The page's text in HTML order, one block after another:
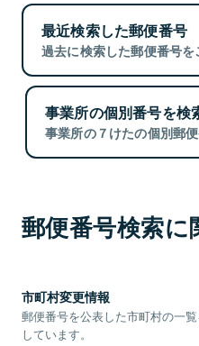
最近検索した郵便番号
過去に検索した郵便番号を
事業所の個別番号を検
事業所の７けたの個別郵
郵便番号検索に
市町村変更情報
郵便番号を公表した市町村の一
しています。